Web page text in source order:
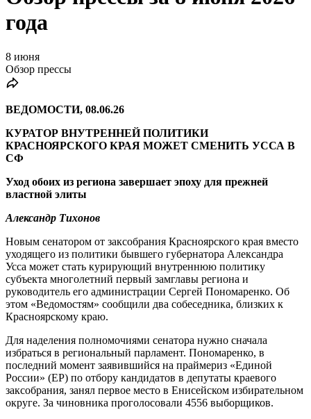
года
8 июня
Обзор прессы
ВЕДОМОСТИ, 08.06.26
КУРАТОР ВНУТРЕННЕЙ ПОЛИТИКИ
КРАСНОЯРСКОГО КРАЯ МОЖЕТ СМЕНИТЬ УССА В
СФ
Уход обоих из региона завершает эпоху для прежней
властной элиты
Александр Тихонов
Новым сенатором от заксобрания Красноярского края вместо
уходящего из политики бывшего губернатора Александра
Усса может стать курирующий внутреннюю политику
субъекта многолетний первый замглавы региона и
руководитель его администрации Сергей Пономаренко. Об
этом «Ведомостям» сообщили два собеседника, близких к
Красноярскому краю.
Для наделения полномочиями сенатора нужно сначала
избраться в региональный парламент. Пономаренко, в
последний момент заявившийся на праймериз «Единой
России» (ЕР) по отбору кандидатов в депутаты краевого
заксобрания, занял первое место в Енисейском избирательном
округе. За чиновника проголосовали 4556 выборщиков.